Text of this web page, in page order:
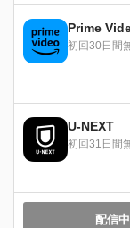
Prime
初回30日間
U-NEXT
初回31日間
配信